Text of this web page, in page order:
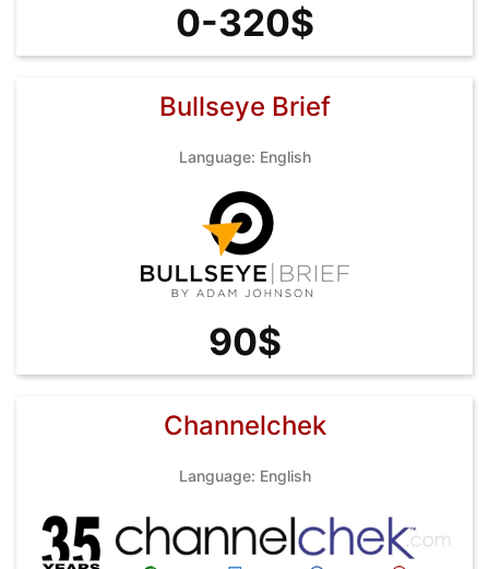
0-320$
Bullseye Brief
Language: English
90$
Channelchek
Language: English